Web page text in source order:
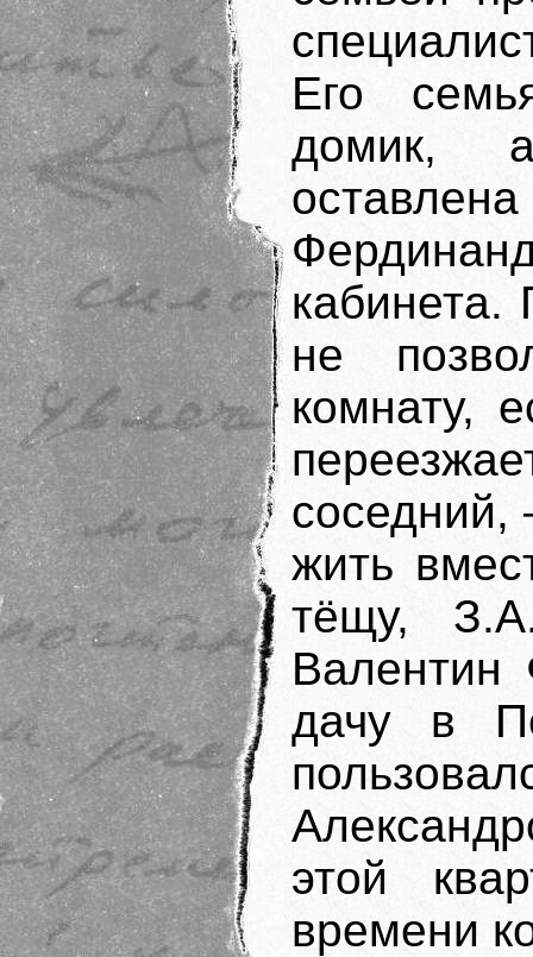
Его
домик,
кабинета.
не
комнату,
жить
тёщу,
Валентин
дачу в
этой
времени